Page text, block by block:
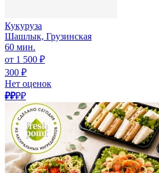
Кукуруза
Шашлык, Грузинская
60 мин.
от 1 500 ₽
300 ₽
Нет оценок
₽₽₽₽